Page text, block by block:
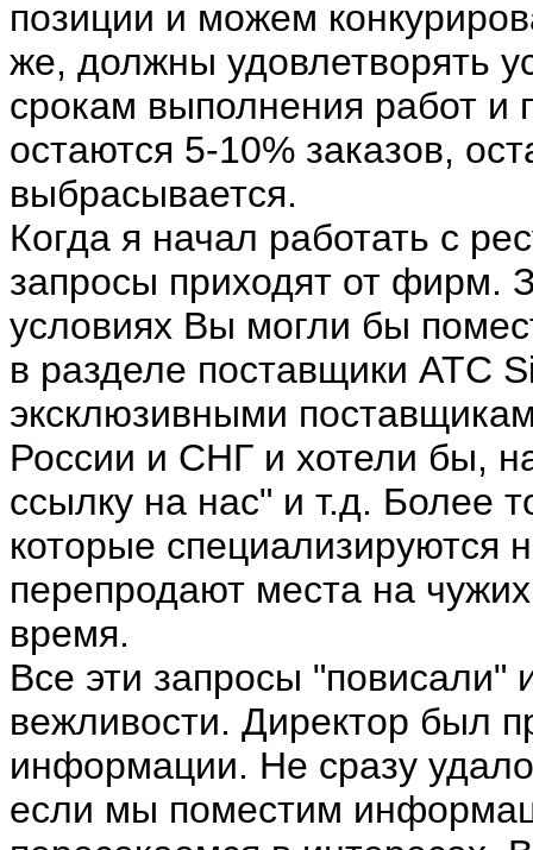
позиции и можем
же, должны удовлетворять
срокам выполнения работ и
остаются 5-10% заказов,
выбрасывается.
Когда я начал работать с
запросы приходят от фирм.
условиях Вы могли бы
в разделе поставщики АТС
эксклюзивными
России и СНГ и хотели бы,
ссылку на нас" и т.д. Более
которые специализируются
перепродают места на
время.
Все эти запросы "повисали"
вежливости. Директор был
информации. Не сразу
если мы поместим